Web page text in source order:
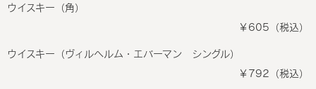
ウイスキー（角）
￥605（税込）
ウイスキー（ヴィルヘルム・エバーマン シングル）
￥792（税込）